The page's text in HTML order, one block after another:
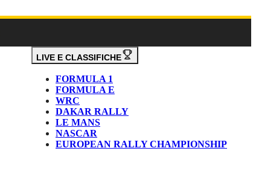
LIVE E CLASSIFICHE
FORMULA 1
FORMULA E
WRC
DAKAR RALLY
LE MANS
NASCAR
EUROPEAN RALLY CHAMPIONSHIP